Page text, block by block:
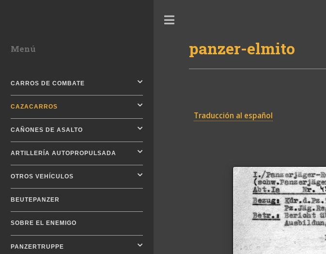
panzer-elmito
Traducción al español
Menú
CARROS DE COMBATE
CAZACARROS
CAÑONES DE ASALTO
ARTILLERÍA AUTOPROPULSADA
OTROS VEHÍCULOS
BEUTEPANZER
SOBRE EL ENEMIGO
PANZERTRUPPE